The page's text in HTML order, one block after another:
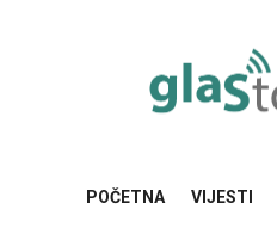
POČETNA VIJESTI